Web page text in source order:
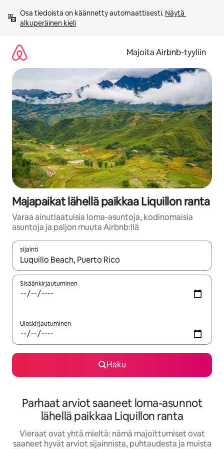
sisältö
väliin
Osa tiedoista on käännetty automaattisesti. Näytä
alkuperäinen kieli
Majoita Airbnb-tyyliin
Majapaikat lähellä paikkaa Liquillon ranta
Varaa ainutlaatuisia loma-asuntoja, kodinomaisia
asuntoja ja paljon muuta Airbnb:llä
sijainti
Kun tulokset ovat saatavilla, navigoi ylös- ja alas-
Sisäänkirjautuminen
Uloskirjautuminen
Haku
Parhaat arviot saaneet loma-asunnot
lähellä paikkaa Liquillon ranta
Vieraat ovat yhtä mieltä: nämä majoittumiset ovat
saaneet hyvät arviot sijainnista, puhtaudesta ja muista